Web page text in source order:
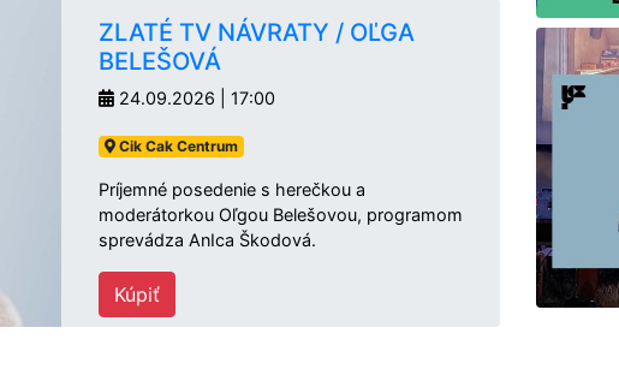
ZLATÉ TV NÁVRATY / OĽGA
BELEŠOVÁ
24.09.2026 | 17:00
Cik Cak Centrum
Príjemné posedenie s herečkou a
moderátorkou Oľgou Belešovou, programom
sprevádza AnIca Škodová.
Kúpiť